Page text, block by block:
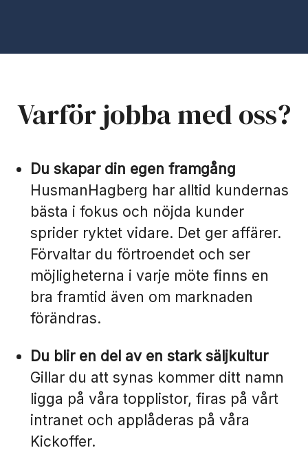
Varför jobba med oss?
Du skapar din egen framgång
HusmanHagberg har alltid kundernas
bästa i fokus och nöjda kunder
sprider ryktet vidare. Det ger affärer.
Förvaltar du förtroendet och ser
möjligheterna i varje möte finns en
bra framtid även om marknaden
förändras.
Du blir en del av en stark säljkultur
Gillar du att synas kommer ditt namn
ligga på våra topplistor, firas på vårt
intranet och applåderas på våra
Kickoffer.